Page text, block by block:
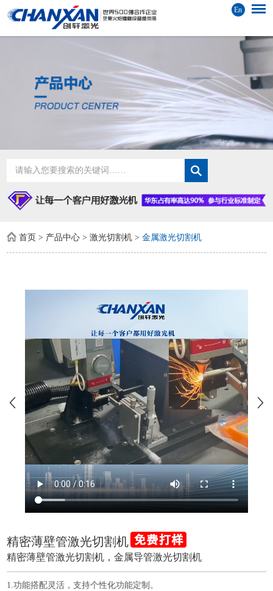
En
首页 > 产品中心 >激光切割机 >金属激光切割机
精密薄壁管激光切割机
精密薄壁管激光切割机，金属导管激光切割机
1.功能搭配灵活，支持个性化功能定制。